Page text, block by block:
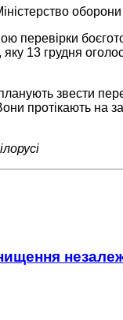
оборони
перевірки
яку 13 грудня
планують звести
протікають на